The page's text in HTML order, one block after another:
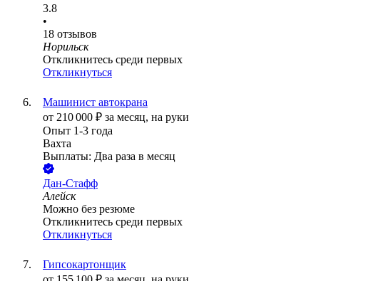
3.8
•
18 отзывов
Норильск
Откликнитесь среди первых
Откликнуться
Машинист автокрана
от 210 000 ₽ за месяц, на руки
Опыт 1-3 года
Вахта
Выплаты: Два раза в месяц
Дан-Стафф
Алейск
Можно без резюме
Откликнитесь среди первых
Откликнуться
Гипсокартонщик